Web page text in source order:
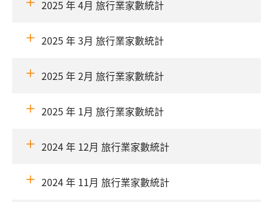
2025 年 4月 旅行業家數統計
2025 年 3月 旅行業家數統計
2025 年 2月 旅行業家數統計
2025 年 1月 旅行業家數統計
2024 年 12月 旅行業家數統計
2024 年 11月 旅行業家數統計